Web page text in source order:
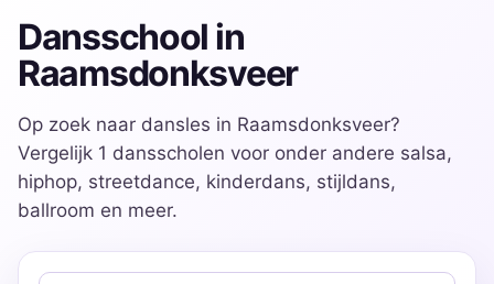
Dansschool in
Raamsdonksveer
Op zoek naar dansles in Raamsdonksveer?
Vergelijk 1 dansscholen voor onder andere salsa,
hiphop, streetdance, kinderdans, stijldans,
ballroom en meer.